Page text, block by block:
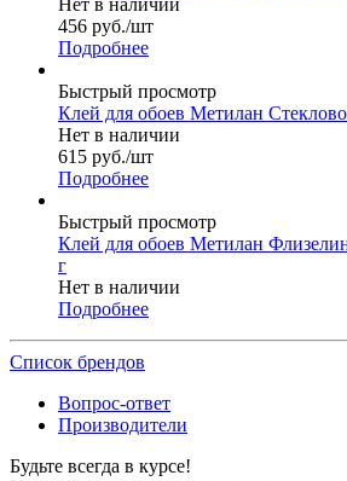
Нет в наличии
456 руб./шт
Подробнее
Быстрый просмотр
Клей для обоев Метилан
Нет в наличии
615 руб./шт
Подробнее
Быстрый просмотр
Клей для обоев Метилан
г
Нет в наличии
Подробнее
Список брендов
Вопрос-ответ
Производители
Будьте всегда в курсе!